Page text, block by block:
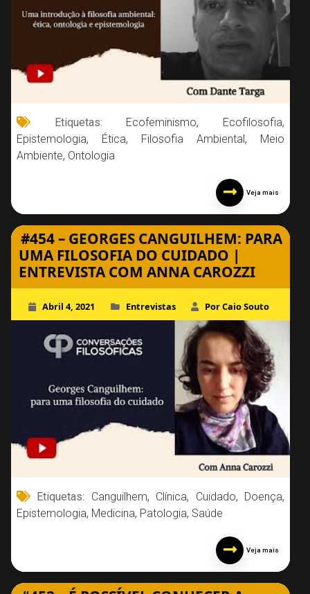
Etiquetas: Ecofeminismo, Ecofilosofia,
Epistemologia, Ética, Filosofia Ambiental, Meio
Ambiente, Ontologia
Veja mais
#454 – GEORGES CANGUILHEM: PARA
UMA FILOSOFIA DO CUIDADO |
ENTREVISTA COM ANNA CAROZZI
Abril 4, 2021 Entrevistas Por Caio Souto
Etiquetas: Canguilhem, Clínica, Cuidado, Doença,
Epistemologia, Medicina, Patologia, Saúde
Veja mais